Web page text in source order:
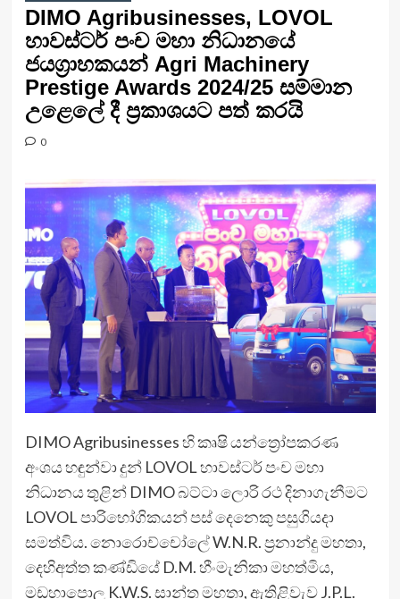
DIMO Agribusinesses, LOVOL
හාවස්ටර් පංච මහා නිධානයේ
ජයග්‍රාහකයන් Agri Machinery
Prestige Awards 2024/25 සම්මාන
උළෙලේ දී ප්‍රකාශයට පත් කරයි
0
DIMO Agribusinesses හි කෘෂි යන්ත්‍රෝපකරණ
අංශය හඳුන්වා දුන් LOVOL හාවස්ටර් පංච මහා
නිධානය තුළින් DIMO බට්ටා ලොරි රථ දිනාගැනීමට
LOVOL පාරිභෝගිකයන් පස් දෙනෙකු පසුගියදා
සමත්විය. නොරොච්චෝලේ W.N.R. ප්‍රනාන්දු මහතා,
දෙහිඅත්ත කණ්ඩියේ D.M. හීංමැනිකා මහත්මිය,
මඩහාපොල K.W.S. සාන්ත මහතා, ඇතිළිවැව J.P.L.